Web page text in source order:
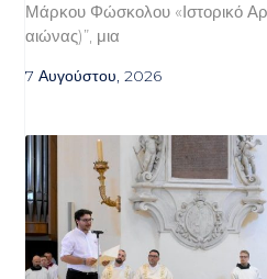
Μάρκου Φώσκολου «Ιστορικό
αιώνας)”, μια
7 Αυγούστου, 2026